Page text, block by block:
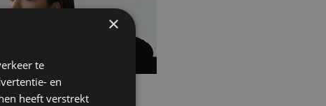
×
te
en
heeft verstrekt